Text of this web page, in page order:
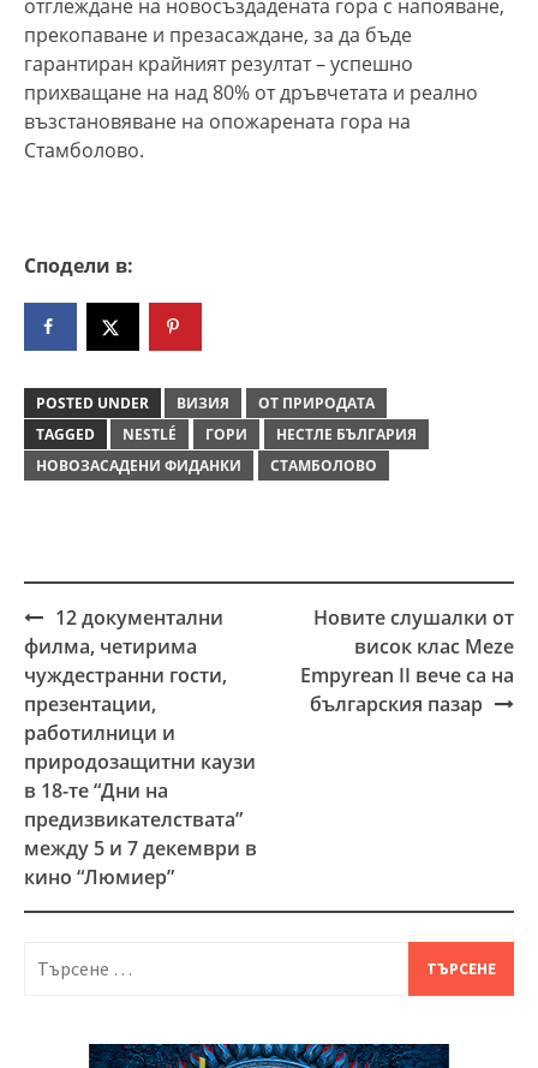
отглеждане на новосъздадената гора с напояване,
прекопаване и презасаждане, за да бъде
гарантиран крайният резултат – успешно
прихващане на над 80% от дръвчетата и реално
възстановяване на опожарената гора на
Стамболово.
Сподели в:
POSTED UNDER ВИЗИЯ
ОТ ПРИРОДАТА
TAGGED
NESTLÉ ГОРИ
НЕСТЛЕ БЪЛГАРИЯ
НОВОЗАСАДЕНИ ФИДАНКИ
СТАМБОЛОВО
Post
navigation
12 документални
филма, четирима
чуждестранни гости,
презентации,
работилници и
природозащитни каузи
в 18-те “Дни на
предизвикателствата”
между 5 и 7 декември в
кино “Люмиер”
Новите слушалки от
висок клас Meze
Empyrean II вече са на
българския пазар
Търсене